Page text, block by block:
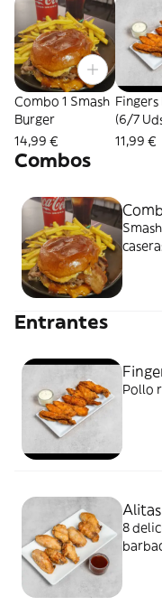
Combo 1 Smash
Burger
14,99 €
(6/7
11,99 €
Combos
Entrantes
Pollo
8